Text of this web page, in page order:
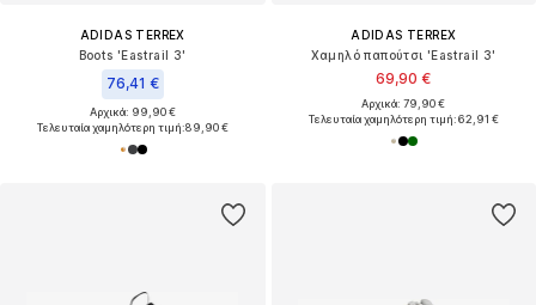
ADIDAS TERREX
Boots 'Eastrail 3'
76,41 €
Αρχικά: 99,90 €
Τελευταία χαμηλότερη τιμή:89,90 €
ADIDAS TERREX
Χαμηλό παπούτσι 'Eastrail 3'
69,90 €
Αρχικά: 79,90 €
Τελευταία χαμηλότερη τιμή:62,91 €